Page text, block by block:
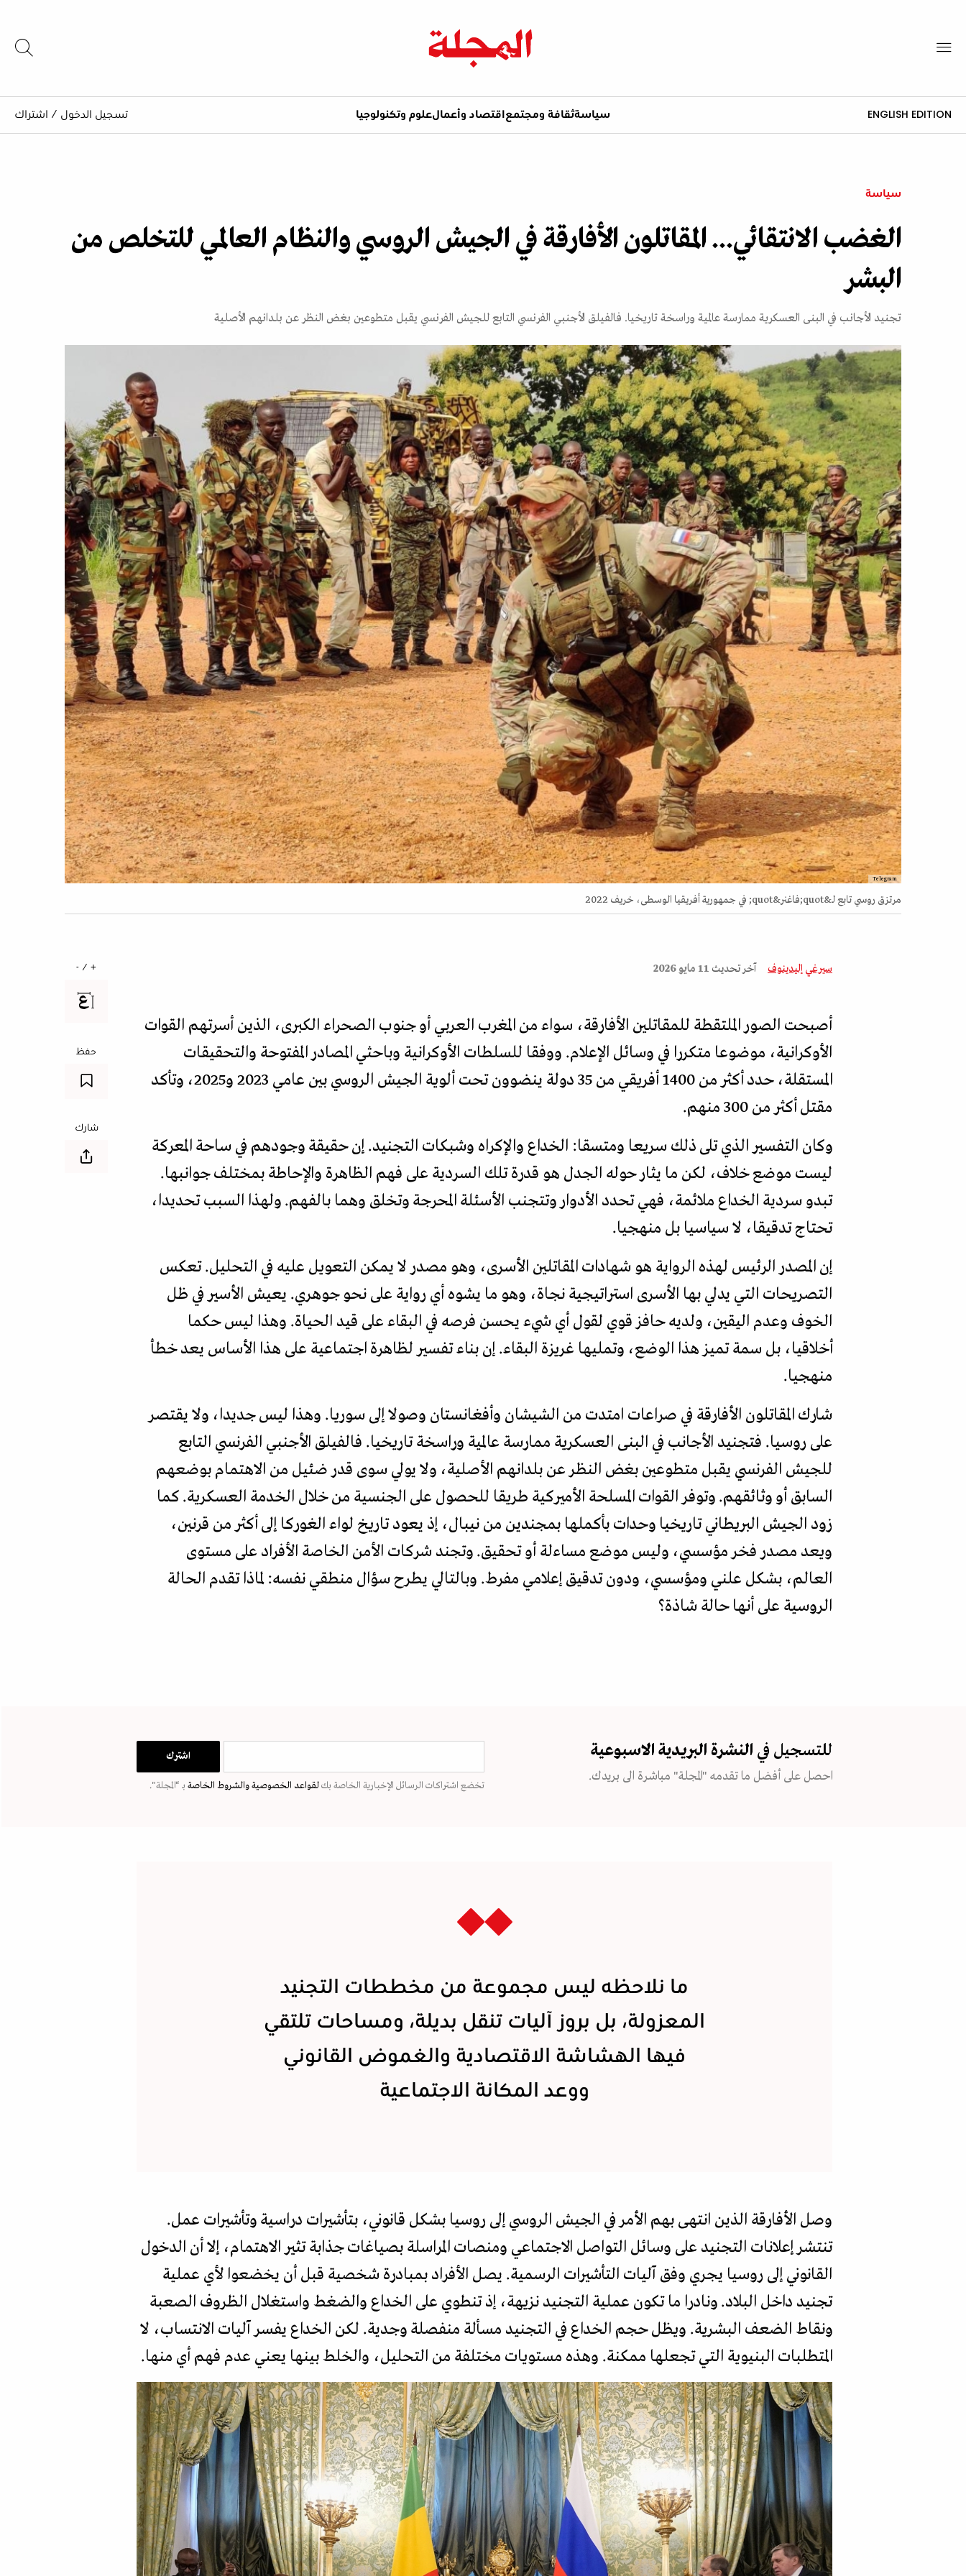
ENGLISH EDITION سياسةثقافة ومجتمع اقتصاد وأعمالعلوم وتكنولوجيا تسجيل الدخول / اشتراك
سياسة
الغضب الانتقائي... المقاتلون الأفارقة في الجيش الروسي والنظام العالمي للتخلص من
البشر
تجنيد الأجانب في البنى العسكرية ممارسة عالمية وراسخة تاريخيا. فالفيلق الأجنبي الفرنسي التابع للجيش الفرنسي يقبل متطوعين بغض النظر عن بلدانهم الأصلية
Telegram
مرتزق روسي تابع لـ&quot;فاغنر&quot; في جمهورية أفريقيا الوسطى، خريف 2022
سيرغي إليدينوف آخر تحديث 11 مايو 2026
أصبحت الصور الملتقطة للمقاتلين الأفارقة، سواء من المغرب العربي أو جنوب الصحراء الكبرى، الذين أسرتهم القوات
الأوكرانية، موضوعا متكررا في وسائل الإعلام. ووفقا للسلطات الأوكرانية وباحثي المصادر المفتوحة والتحقيقات
المستقلة، حدد أكثر من 1400 أفريقي من 35 دولة ينضوون تحت ألوية الجيش الروسي بين عامي 2023 و2025، وتأكد
مقتل أكثر من 300 منهم.
وكان التفسير الذي تلى ذلك سريعا ومتسقا: الخداع والإكراه وشبكات التجنيد. إن حقيقة وجودهم في ساحة المعركة
ليست موضع خلاف، لكن ما يثار حوله الجدل هو قدرة تلك السردية على فهم الظاهرة والإحاطة بمختلف جوانبها.
تبدو سردية الخداع ملائمة، فهي تحدد الأدوار وتتجنب الأسئلة المحرجة وتخلق وهما بالفهم. ولهذا السبب تحديدا،
تحتاج تدقيقا، لا سياسيا بل منهجيا.
إن المصدر الرئيس لهذه الرواية هو شهادات المقاتلين الأسرى، وهو مصدر لا يمكن التعويل عليه في التحليل. تعكس
التصريحات التي يدلي بها الأسرى استراتيجية نجاة، وهو ما يشوه أي رواية على نحو جوهري. يعيش الأسير في ظل
الخوف وعدم اليقين، ولديه حافز قوي لقول أي شيء يحسن فرصه في البقاء على قيد الحياة. وهذا ليس حكما
أخلاقيا، بل سمة تميز هذا الوضع، وتمليها غريزة البقاء. إن بناء تفسير لظاهرة اجتماعية على هذا الأساس يعد خطأ
منهجيا.
شارك المقاتلون الأفارقة في صراعات امتدت من الشيشان وأفغانستان وصولا إلى سوريا. وهذا ليس جديدا، ولا يقتصر
على روسيا. فتجنيد الأجانب في البنى العسكرية ممارسة عالمية وراسخة تاريخيا. فالفيلق الأجنبي الفرنسي التابع
للجيش الفرنسي يقبل متطوعين بغض النظر عن بلدانهم الأصلية، ولا يولي سوى قدر ضئيل من الاهتمام بوضعهم
السابق أو وثائقهم. وتوفر القوات المسلحة الأميركية طريقا للحصول على الجنسية من خلال الخدمة العسكرية. كما
زود الجيش البريطاني تاريخيا وحدات بأكملها بمجندين من نيبال، إذ يعود تاريخ لواء الغوركا إلى أكثر من قرنين،
ويعد مصدر فخر مؤسسي، وليس موضع مساءلة أو تحقيق. وتجند شركات الأمن الخاصة الأفراد على مستوى
العالم، بشكل علني ومؤسسي، ودون تدقيق إعلامي مفرط. وبالتالي يطرح سؤال منطقي نفسه: لماذا تقدم الحالة
الروسية على أنها حالة شاذة؟
للتسجيل في النشرة البريدية الاسبوعية
احصل على أفضل ما تقدمه "المجلة" مباشرة الى بريدك.
تخضع اشتراكات الرسائل الإخبارية الخاصة بكلقواعد الخصوصيةوالشروط الخاصة بـ “المجلة".
ما نلاحظه ليس مجموعة من مخططات التجنيد
المعزولة، بل بروز آليات تنقل بديلة، ومساحات تلتقي
فيها الهشاشة الاقتصادية والغموض القانوني
ووعد المكانة الاجتماعية
وصل الأفارقة الذين انتهى بهم الأمر في الجيش الروسي إلى روسيا بشكل قانوني، بتأشيرات دراسية وتأشيرات عمل.
تنتشر إعلانات التجنيد على وسائل التواصل الاجتماعي ومنصات المراسلة بصياغات جذابة تثير الاهتمام، إلا أن الدخول
القانوني إلى روسيا يجري وفق آليات التأشيرات الرسمية. يصل الأفراد بمبادرة شخصية قبل أن يخضعوا لأي عملية
تجنيد داخل البلاد. ونادرا ما تكون عملية التجنيد نزيهة، إذ تنطوي على الخداع والضغط واستغلال الظروف الصعبة
ونقاط الضعف البشرية. ويظل حجم الخداع في التجنيد مسألة منفصلة وجدية. لكن الخداع يفسر آليات الانتساب، لا
المتطلبات البنيوية التي تجعلها ممكنة. وهذه مستويات مختلفة من التحليل، والخلط بينها يعني عدم فهم أي منها.
+ / -
حفظ
شارك